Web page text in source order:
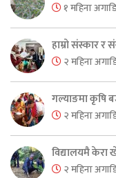
१ महिना अगाडि
हाम्रो संस्कार र
२ महिना
गल्याङमा कृषि
२ महिना
विद्यालयमै केरा
२ महिना